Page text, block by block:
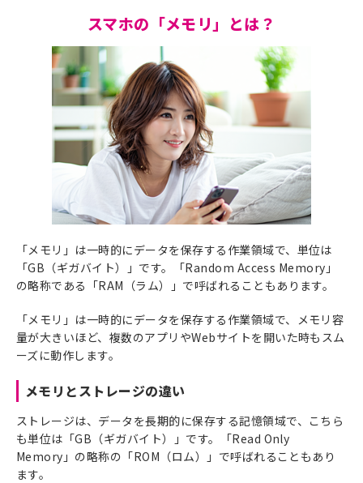
スマホの「メモリ」とは？
「メモリ」は一時的にデータを保存する作業領域で、単位は
「GB（ギガバイト）」です。「Random Access Memory」
の略称である「RAM（ラム）」で呼ばれることもあります。
「メモリ」は一時的にデータを保存する作業領域で、メモリ容
量が大きいほど、複数のアプリやWebサイトを開いた時もスム
ーズに動作します。
メモリとストレージの違い
ストレージは、データを長期的に保存する記憶領域で、こちら
も単位は「GB（ギガバイト）」です。「Read Only
Memory」の略称の「ROM（ロム）」で呼ばれることもあり
ます。